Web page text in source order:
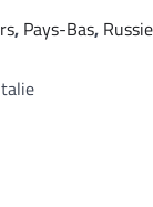
, Pays-Bas, Russie